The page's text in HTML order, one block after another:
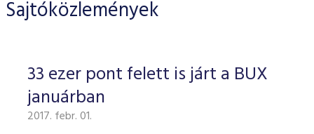
Jelzáloglevél indexek
Vállalati kötvény indexek
Azonnali Piac
Részvények
Származékos piac
Részvény szekció
Hitelpapír szekció
BÉT szabályzatok
Befektetővédelem
Alkalmazott díjstruktúra
Elszámolás
Részvény és vállalati kötvény tőzsdei bevezetését
program
BÉT Xtend - Részvénypiac egyszerűen
TŐZSDETAGOK
Tőzsdetagok, üzletkötők
VENDOROK
Sajtóközlemények
33 ezer pont felett is járt a BUX
januárban
2017. febr. 01.